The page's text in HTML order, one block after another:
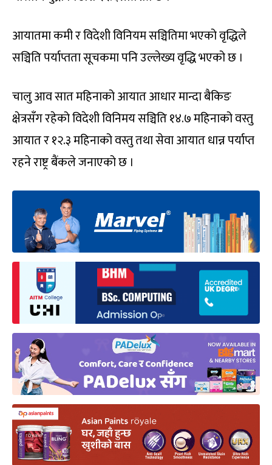
आयातमा कमी र विदेशी विनियम सञ्चितिमा भएको वृद्धिले
सञ्चिति पर्याप्तता सूचकमा पनि उल्लेख्य वृद्धि भएको छ ।
चालु आव सात महिनाको आयात आधार मान्दा बैकिङ
क्षेत्रसँग रहेको विदेशी विनिमय सञ्चिति १४.७ महिनाको वस्तु
आयात र १२.३ महिनाको वस्तु तथा सेवा आयात धान्न पर्याप्त
रहने राष्ट्र बैंकले जनाएको छ ।